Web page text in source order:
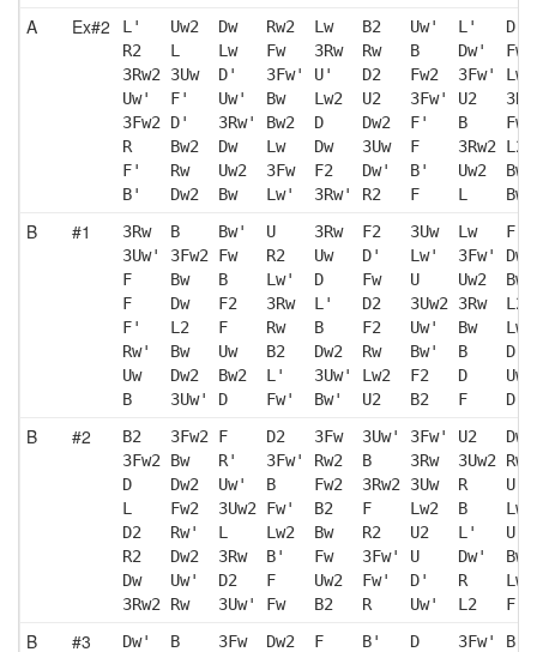
A Ex#2
L'   Uw2  Dw   Rw2  Lw   B2   Uw'  L'
R2   L    Lw   Fw   3Rw  Rw   B    Dw'
3Rw2 3Uw  D'   3Fw' U'   D2   Fw2  3Fw'
Uw'  F'   Uw'  Bw   Lw2  U2   3Fw' U2
3Fw2 D'   3Rw' Bw2  D    Dw2  F'   B
R    Bw2  Dw   Lw   Dw   3Uw  F    3Rw2
F'   Rw   Uw2  3Fw  F2   Dw'  B'   Uw2
B'   Dw2  Bw   Lw'  3Rw' R2   F    L
B #1
3Rw  B    Bw'  U    3Rw  F2   3Uw  Lw   F'
3Uw' 3Fw2 Fw   R2   Uw   D'   Lw'  3Fw' Dw
F    Bw   B    Lw'  D    Fw   U    Uw2
F    Dw   F2   3Rw  L'   D2   3Uw2 3Rw
F'   L2   F    Rw   B    F2   Uw'  Bw
Rw'  Bw   Uw   B2   Dw2  Rw   Bw'  B
Uw   Dw2  Bw2  L'   3Uw' Lw2  F2   D
B    3Uw' D    Fw'  Bw'  U2   B2   F
B #2
B2   3Fw2 F    D2   3Fw  3Uw' 3Fw' U2   Dw2
3Fw2 Bw   R'   3Fw' Rw2  B    3Rw  3Uw2
D    Dw2  Uw'  B    Fw2  3Rw2 3Uw  R    U
L    Fw2  3Uw2 Fw'  B2   F    Lw2  B
D2   Rw'  L    Lw2  Bw   R2   U2   L'   U'
R2   Dw2  3Rw  B'   Fw   3Fw' U    Dw'
Dw   Uw'  D2   F    Uw2  Fw'  D'   R
3Rw2 Rw   3Uw' Fw   B2   R    Uw'  L2
B #3 Dw'  B    3Fw  Dw2  F    B'   D    3Fw'